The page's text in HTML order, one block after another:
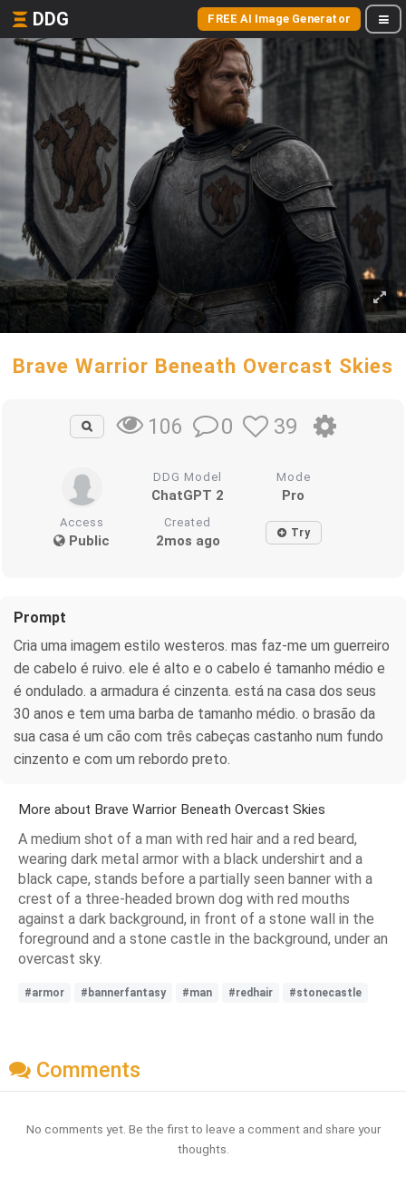
DDG FREE AI Image Generator
Brave Warrior Beneath Overcast Skies
106 0 39
DDG Model
ChatGPT 2
Mode
Pro
Access
Public
Created
2mos ago Try
Prompt
Cria uma imagem estilo westeros. mas faz-me um guerreiro
de cabelo é ruivo. ele é alto e o cabelo é tamanho médio e
é ondulado. a armadura é cinzenta. está na casa dos seus
30 anos e tem uma barba de tamanho médio. o brasão da
sua casa é um cão com três cabeças castanho num fundo
cinzento e com um rebordo preto.
More about Brave Warrior Beneath Overcast Skies
A medium shot of a man with red hair and a red beard,
wearing dark metal armor with a black undershirt and a
black cape, stands before a partially seen banner with a
crest of a three-headed brown dog with red mouths
against a dark background, in front of a stone wall in the
foreground and a stone castle in the background, under an
overcast sky.
#armor #bannerfantasy #man #redhair #stonecastle
Comments
No comments yet. Be the first to leave a comment and share your
thoughts.